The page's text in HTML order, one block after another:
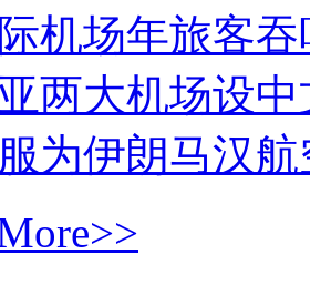
机场年旅客
两大机场设
为伊朗马汉